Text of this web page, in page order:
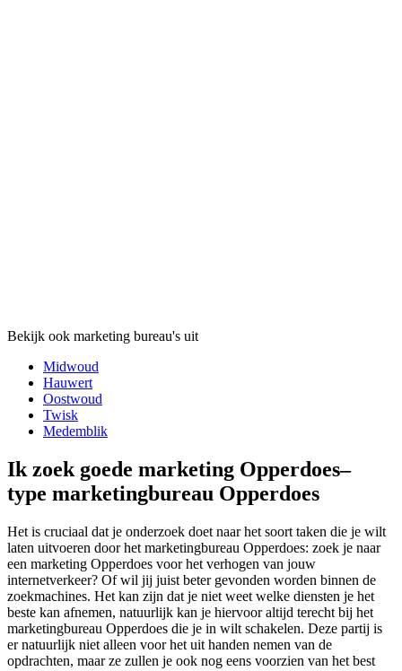
Bekijk ook marketing bureau's uit
Midwoud
Hauwert
Oostwoud
Twisk
Medemblik
Ik zoek goede marketing Opperdoes–
type marketingbureau Opperdoes
Het is cruciaal dat je onderzoek doet naar het soort taken die je wilt
laten uitvoeren door het marketingbureau Opperdoes: zoek je naar
een marketing Opperdoes voor het verhogen van jouw
internetverkeer? Of wil jij juist beter gevonden worden binnen de
zoekmachines. Het kan zijn dat je niet weet welke diensten je het
beste kan afnemen, natuurlijk kan je hiervoor altijd terecht bij het
marketingbureau Opperdoes die je in wilt schakelen. Deze partij is
er natuurlijk niet alleen voor het uit handen nemen van de
opdrachten, maar ze zullen je ook nog eens voorzien van het best